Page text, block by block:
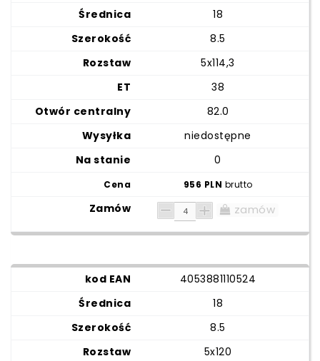
18
8.5
5x114,3
38
82.0
niedostępne
0
956 PLN brutto
zamów
4053881110524
18
8.5
5x120